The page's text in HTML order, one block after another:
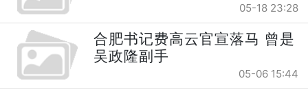
05-18 23:28
合肥书记费高云官宣落马 曾是
吴政隆副手
05-06 15:44